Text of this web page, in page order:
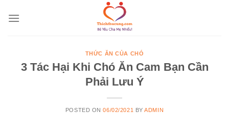
THỨC ĂN CỦA CHÓ
3 Tác Hại Khi Chó Ăn Cam Bạn Cần
Phải Lưu Ý
POSTED ON06/02/2021 BYADMIN